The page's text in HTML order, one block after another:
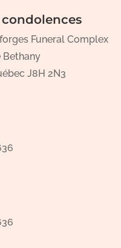
Funeral Complex
Bethany
J8H 2N3